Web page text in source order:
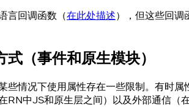
言回调函数（在此处描述），但这些回调
（事件和原生模块）
些情况下使用属性存在一些限制。有时
RN中JS和原生层之间）以及外部通信（